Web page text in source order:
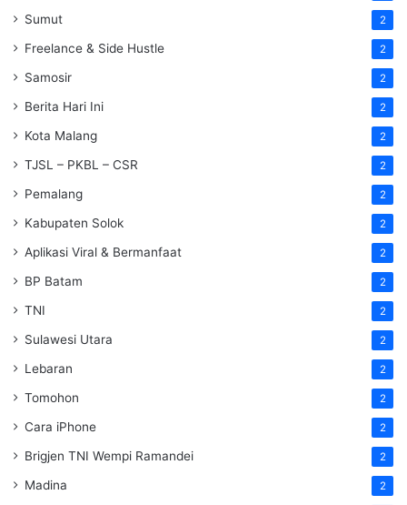
Sumut 2
Freelance & Side Hustle 2
Samosir 2
Berita Hari Ini 2
Kota Malang 2
TJSL – PKBL – CSR 2
Pemalang 2
Kabupaten Solok 2
Aplikasi Viral & Bermanfaat 2
BP Batam 2
TNI 2
Sulawesi Utara 2
Lebaran 2
Tomohon 2
Cara iPhone 2
Brigjen TNI Wempi Ramandei 2
Madina 2